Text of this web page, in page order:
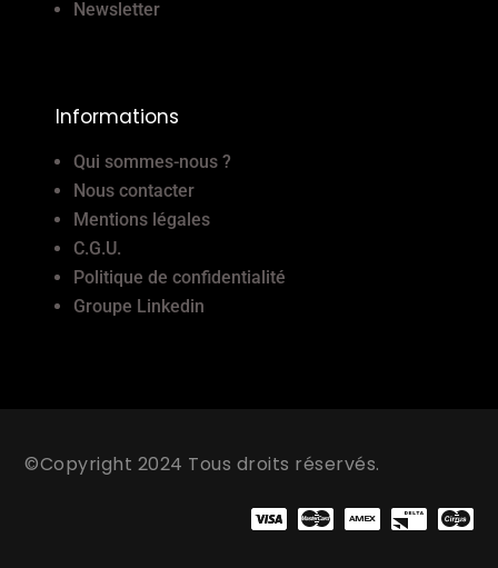
Newsletter
Informations
Qui sommes-nous ?
Nous contacter
Mentions légales
C.G.U.
Politique de confidentialité
Groupe Linkedin
©Copyright 2024 Tous droits réservés.